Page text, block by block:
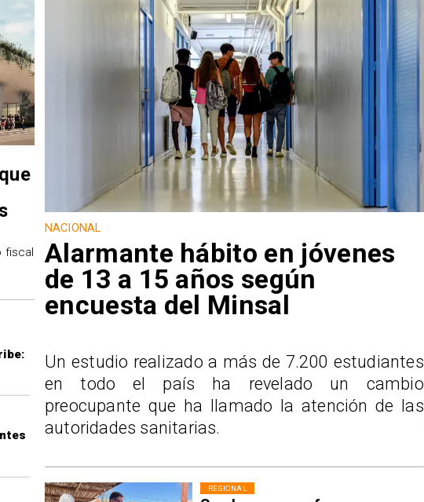
REGIONAL
fiscal
NACIONAL
Alarmante hábito en jóvenes
de 13 a 15 años según
encuesta del Minsal
Un estudio realizado a más de 7.200 estudiantes
en todo el país ha revelado un cambio
preocupante que ha llamado la atención de las
autoridades sanitarias.